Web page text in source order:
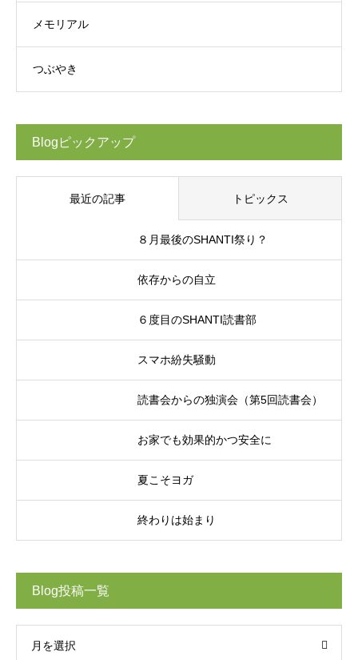
メモリアル
つぶやき
Blogピックアップ
最近の記事 トピックス
８月最後のSHANTI祭り？
依存からの自立
６度目のSHANTI読書部
スマホ紛失騒動
読書会からの独演会（第5回読書会）
お家でも効果的かつ安全に
夏こそヨガ
終わりは始まり
Blog投稿一覧
月を選択